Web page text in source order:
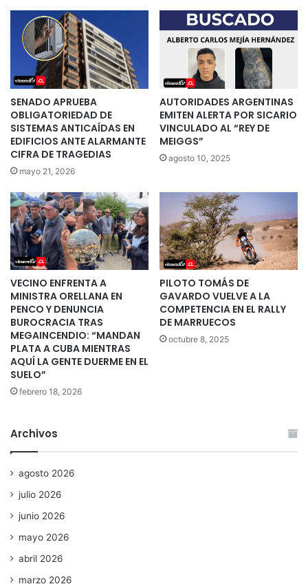
SENADO APRUEBA
OBLIGATORIEDAD DE
SISTEMAS ANTICAÍDAS EN
EDIFICIOS ANTE ALARMANTE
CIFRA DE TRAGEDIAS
mayo 21, 2026
AUTORIDADES ARGENTINAS
EMITEN ALERTA POR SICARIO
VINCULADO AL “REY DE
MEIGGS”
agosto 10, 2025
VECINO ENFRENTA A
MINISTRA ORELLANA EN
PENCO Y DENUNCIA
BUROCRACIA TRAS
MEGAINCENDIO: “MANDAN
PLATA A CUBA MIENTRAS
AQUÍ LA GENTE DUERME EN EL
SUELO”
febrero 18, 2026
PILOTO TOMÁS DE
GAVARDO VUELVE A LA
COMPETENCIA EN EL RALLY
DE MARRUECOS
octubre 8, 2025
Archivos
agosto 2026
julio 2026
junio 2026
mayo 2026
abril 2026
marzo 2026